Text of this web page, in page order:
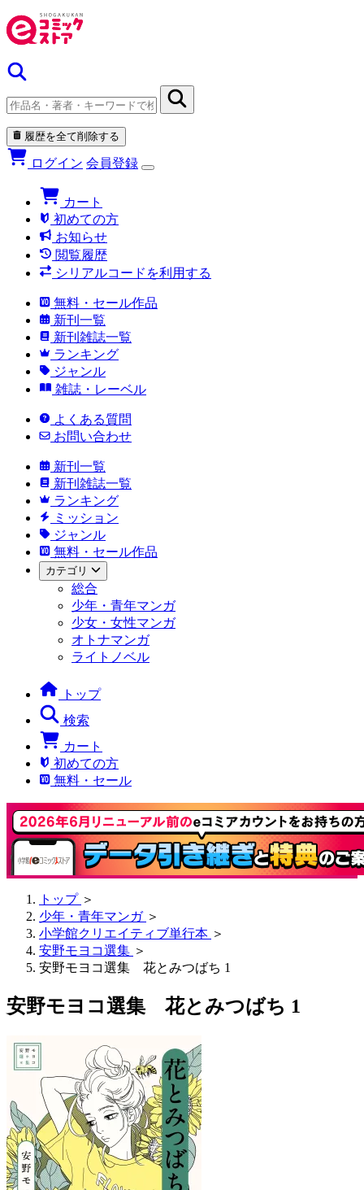
履歴を全て削除する
ログイン 会員登録
カート
初めての方
お知らせ
閲覧履歴
シリアルコードを利用する
無料・セール作品
新刊一覧
新刊雑誌一覧
ランキング
ジャンル
雑誌・レーベル
よくある質問
お問い合わせ
新刊一覧
新刊雑誌一覧
ランキング
ミッション
ジャンル
無料・セール作品
カテゴリ
総合
少年・青年マンガ
少女・女性マンガ
オトナマンガ
ライトノベル
トップ
検索
カート
初めての方
無料・セール
トップ ＞
少年・青年マンガ ＞
小学館クリエイティブ単行本 ＞
安野モヨコ選集 ＞
安野モヨコ選集 花とみつばち 1
安野モヨコ選集 花とみつばち 1